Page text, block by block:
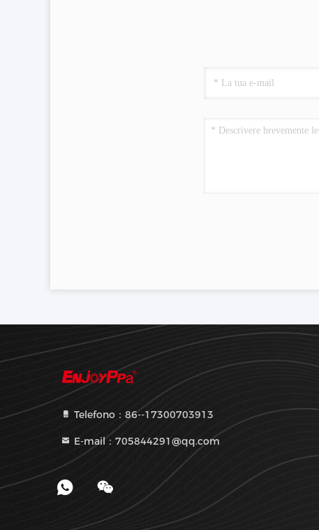
Telefono：86--17300703913
E-mail：705844291@qq.com